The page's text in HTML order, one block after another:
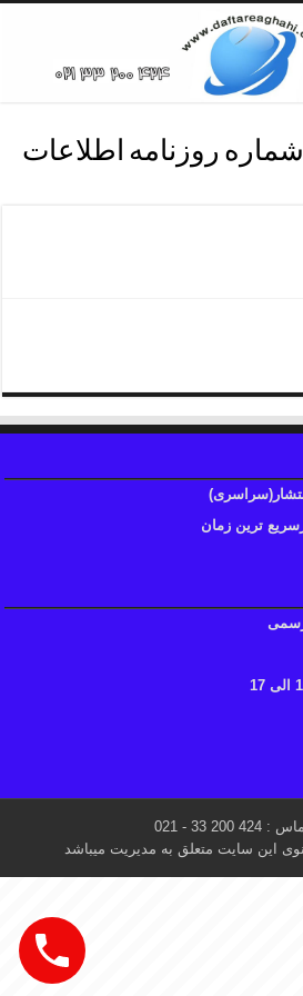
شماره روزنامه اطلاعات
ترین زمان
رسمی
200 33 - 021
این سایت متعلق به مدیریت میباشد